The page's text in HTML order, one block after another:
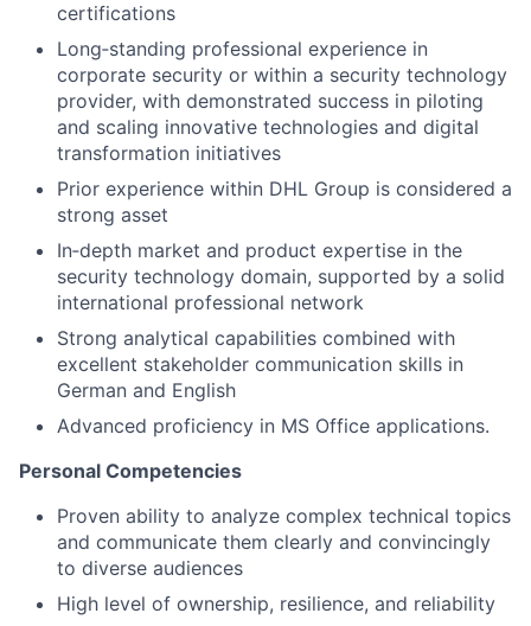
certifications
Long‑standing professional experience in
corporate security or within a security technology
provider, with demonstrated success in piloting
and scaling innovative technologies and digital
transformation initiatives
Prior experience within DHL Group is considered a
strong asset
In‑depth market and product expertise in the
security technology domain, supported by a solid
international professional network
Strong analytical capabilities combined with
excellent stakeholder communication skills in
German and English
Advanced proficiency in MS Office applications.
Personal Competencies
Proven ability to analyze complex technical topics
and communicate them clearly and convincingly
to diverse audiences
High level of ownership, resilience, and reliability